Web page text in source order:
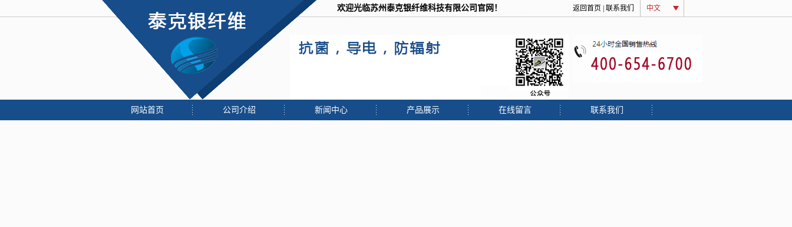
欢迎光临苏州泰克银纤维科技有限公司官网！ 返回首页 联系我们 中文
网站首页 公司介绍 新闻中心 产品展示 在线留言 联系我们